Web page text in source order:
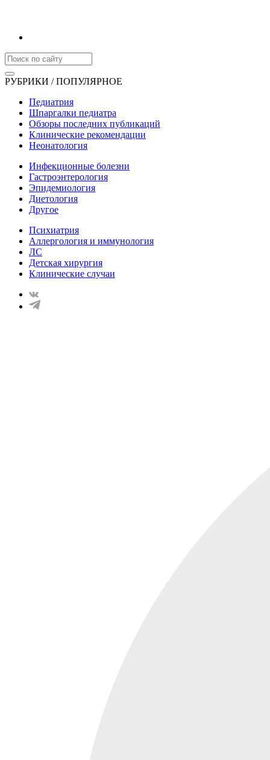
РУБРИКИ / ПОПУЛЯРНОЕ
Педиатрия
Шпаргалки педиатра
Обзоры последних публикаций
Клинические рекомендации
Неонатология
Инфекционные болезни
Гастроэнтерология
Эпидемиология
Диетология
Другое
Психиатрия
Аллергология и иммунология
ЛС
Детская хирургия
Клинические случаи